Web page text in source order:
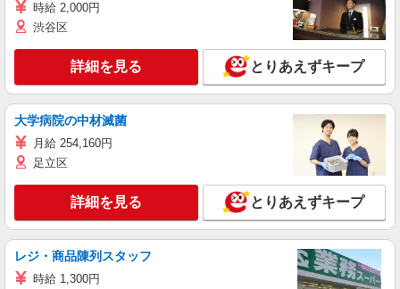
時給 2,000円
渋谷区
詳細を見る とりあえずキープ
大学病院の中材滅菌
月給 254,160円
足立区
詳細を見る とりあえずキープ
レジ・商品陳列スタッフ
時給 1,300円